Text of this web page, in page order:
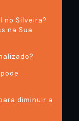
no Silveira?
na Sua
diminuir a